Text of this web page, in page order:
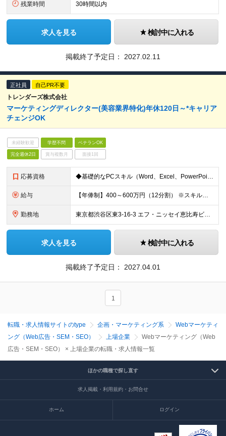
残業時間 30時間以内
求人を見る 検討中に入れる
掲載終了予定日： 2027.02.11
正社員 自己PR不要
トレンダーズ株式会社
マーケティングディレクター(美容業界特化)年休120日～*キャリア
チェンジOK
未経験歓迎 学歴不問 ベテランOK
完全週休2日 賞与複数月 面接1回
応募資格 ◆基礎的なPCスキル（Word、Excel、PowerPoint） ◆社会人経験2年以上 ◆SNS広告運用の経験がある方 ◆複数のプロジェクト管理の経験がある方 【求める人物像】 ◆確動性が高く、リ
給与 【年俸制】400～600万円（12分割） ※スキル・経験を考慮の上、決定します ※上記金額には固定残業代として月45時間相当（月90,000円～月136,000円程度）が含まれています ※超過分は別途
勤務地 東京都渋谷区東3-16-3 エフ・ニッセイ恵比寿ビル8階 ※(変更の範囲)上記を除く当社関連勤務地
求人を見る 検討中に入れる
掲載終了予定日： 2027.04.01
1
転職・求人情報サイトのtype 企画・マーケティング系
Webマーケティ
ング（Web広告・SEM・SEO）
上場企業
Webマーケティング（Web
広告・SEM・SEO） × 上場企業の転職・求人情報一覧
ほかの職種で探し直す
求人掲載・利用規約・お問合せ
ホーム ログイン